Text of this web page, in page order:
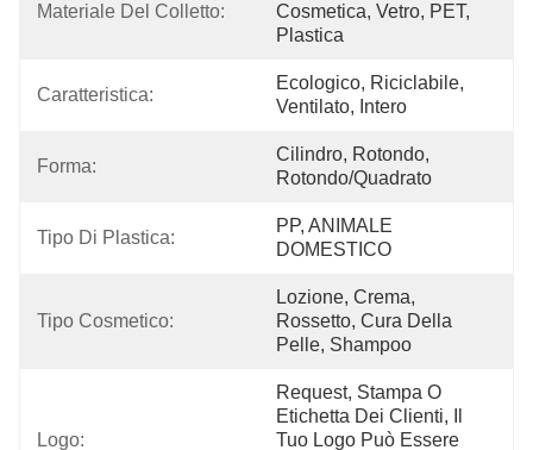
Materiale Del Colletto:
Cosmetica, Vetro, PET,
Plastica
Caratteristica:
Ecologico, Riciclabile,
Ventilato, Intero
Forma:
Cilindro, Rotondo,
Rotondo/quadrato
Tipo Di Plastica:
PP, ANIMALE
DOMESTICO
Tipo Cosmetico:
Lozione, Crema,
Rossetto, Cura Della
Pelle, Shampoo
Logo:
Request, Stampa O
Etichetta Dei Clienti, Il
Tuo Logo Può Essere